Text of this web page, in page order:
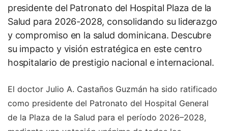
presidente del Patronato del Hospital Plaza de la
Salud para 2026-2028, consolidando su liderazgo
y compromiso en la salud dominicana. Descubre
su impacto y visión estratégica en este centro
hospitalario de prestigio nacional e internacional.
El doctor Julio A. Castaños Guzmán ha sido ratificado
como presidente del Patronato del Hospital General
de la Plaza de la Salud para el período 2026–2028,